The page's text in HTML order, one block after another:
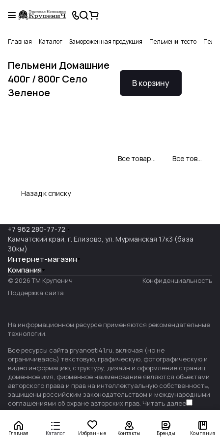
Главная Каталог Замороженная продукция Пельмени, тесто
Пельмени Домашние
400г / 800г Село
Зеленое
В корзину
Все товары Село Зеленое Все товары категории
Назад к списку
Главная Каталог Избранные Контакты Бренды Компания
+7 962 280-77-72
Камчатский край, г. Елизово, ул. Мурманская 17к3 (база
30км)
Интернет-магазин
Компания
© 2026 ТМ Крупенич
Конфиденциальность
Поддержка сайта
На информационном ресурсе применяются рекомендательные
технологии.
Все ресурсы сайта pryanosti41.ru, включая (но не
ограничиваясь) текстовую, графическую, фотографическую и
видео информацию, структуру, дизайн и оформление страниц,
доменное имя, фирменное наименование являются объектами
авторского права и прав на интеллектуальную собственность,
защищены российским законодательством и международными
соглашениями об охране авторских прав. Читать далее